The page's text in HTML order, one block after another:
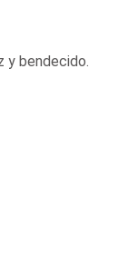
y bendecido.